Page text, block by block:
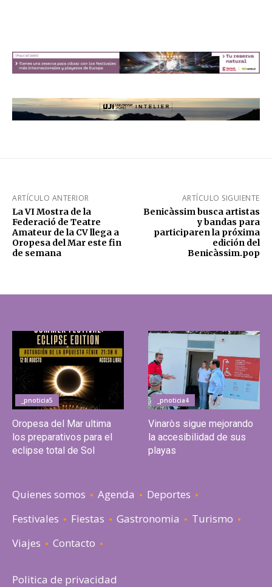
ARTÍCULO ANTERIOR
La VI Mostra de la
Federació de Teatre
Amateur de la CV llega a
Oropesa del Mar este fin
de semana
ARTÍCULO SIGUIENTE
Benicàssim busca artistas
y bandas para
participaren la próxima
edición del
Benicàssim.pop
_pnoticia5
Oropesa del Mar ultima
los preparativos para el
eclipse total de Sol
_pnoticia4
Vinaròs sigue mejorando
la accesibilidad de sus
playas
Quienes somos Agenda
Deportes
Festivales
Fiestas Gastronomia
Turismo
Viajes
Contacto
Politica de privacidad